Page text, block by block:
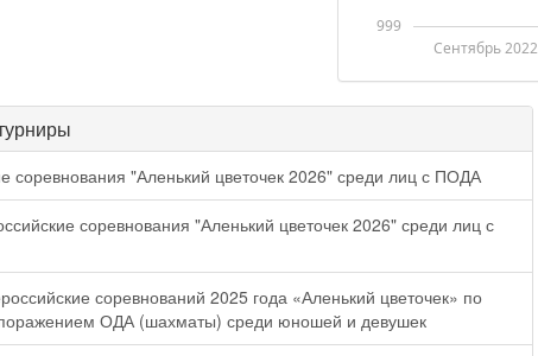
Сентябрь 2022
999
соревнования "Аленький цветочек 2026" среди лиц с ПОДА
соревнования "Аленький цветочек 2026" среди лиц с
соревнований 2025 года «Аленький цветочек» по
ОДА (шахматы) среди юношей и девушек